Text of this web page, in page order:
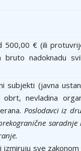
500,00 € (ili
bruto nadoknadu
subjekti (javna
obrt, nevladina
Poslodavci iz
saradnje
sve zakonom